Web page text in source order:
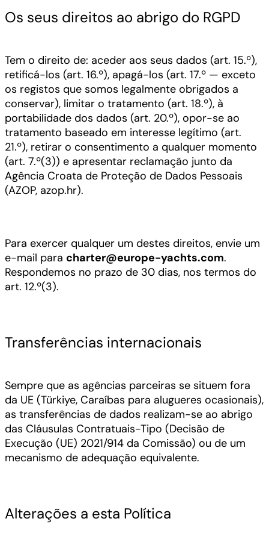
Os seus direitos ao abrigo do RGPD
Tem o direito de: aceder aos seus dados (art. 15.º),
retificá-los (art. 16.º), apagá-los (art. 17.º — exceto
os registos que somos legalmente obrigados a
conservar), limitar o tratamento (art. 18.º), à
portabilidade dos dados (art. 20.º), opor-se ao
tratamento baseado em interesse legítimo (art.
21.º), retirar o consentimento a qualquer momento
(art. 7.º(3)) e apresentar reclamação junto da
Agência Croata de Proteção de Dados Pessoais
(AZOP, azop.hr).
Para exercer qualquer um destes direitos, envie um
e-mail para charter@europe-yachts.com.
Respondemos no prazo de 30 dias, nos termos do
art. 12.º(3).
Transferências internacionais
Sempre que as agências parceiras se situem fora
da UE (Türkiye, Caraíbas para alugueres ocasionais),
as transferências de dados realizam-se ao abrigo
das Cláusulas Contratuais-Tipo (Decisão de
Execução (UE) 2021/914 da Comissão) ou de um
mecanismo de adequação equivalente.
Alterações a esta Política